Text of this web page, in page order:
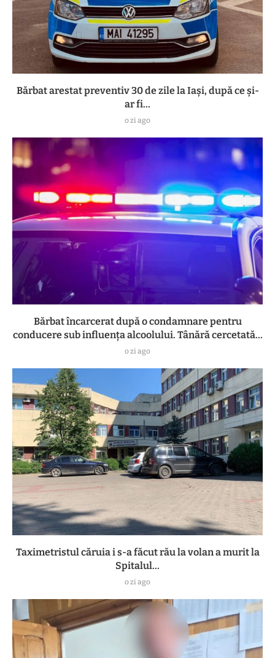
Bărbat arestat preventiv 30 de zile la Iași, după ce și-
ar fi...
o zi ago
Bărbat încarcerat după o condamnare pentru
conducere sub influența alcoolului. Tânără cercetată...
o zi ago
Taximetristul căruia i s-a făcut rău la volan a murit la
Spitalul...
o zi ago